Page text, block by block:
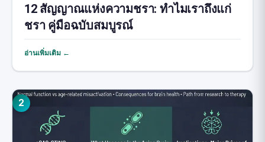
12 สัญญาณแห่งความชรา: ทำไมเราถึงแก่
ชรา คู่มือฉบับสมบูรณ์
อ่านเพิ่มเติม ←
2